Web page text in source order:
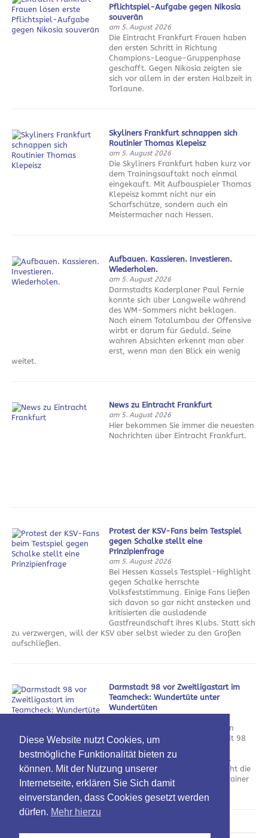
Pflichtspiel-Aufgabe gegen Nikosia
souverän
am 5. August 2026
Die Eintracht Frankfurt Frauen haben
den ersten Schritt in Richtung
Champions-League-Gruppenphase
geschafft. Gegen Nikosia zeigten sie
sich vor allem in der ersten Halbzeit in
Torlaune.
Skyliners Frankfurt schnappen sich
Routinier Thomas Klepeisz
am 5. August 2026
Die Skyliners Frankfurt haben kurz vor
dem Trainingsauftakt noch einmal
eingekauft. Mit Aufbauspieler Thomas
Klepeisz kommt nicht nur ein
Scharfschütze, sondern auch ein
Meistermacher nach Hessen.
Aufbauen. Kassieren. Investieren.
Wiederholen.
am 5. August 2026
Darmstadts Kaderplaner Paul Fernie
konnte sich über Langweile während
des WM-Sommers nicht beklagen.
Nach einem Totalumbau der Offensive
wirbt er darum für Geduld. Seine
wahren Absichten erkennt man aber
erst, wenn man den Blick ein wenig
weitet.
News zu Eintracht Frankfurt
am 5. August 2026
Hier bekommen Sie immer die neuesten
Nachrichten über Eintracht Frankfurt.
Protest der KSV-Fans beim Testspiel
gegen Schalke stellt eine
Prinzipienfrage
am 5. August 2026
Bei Hessen Kassels Testspiel-Highlight
gegen Schalke herrschte
Volksfeststimmung. Einige Fans ließen
sich davon so gar nicht anstecken und
kritisierten die ausladende
Gastfreundschaft ihres Klubs. Statt sich
zu verzwergen, will der KSV aber selbst wieder zu den Großen
aufschließen.
Darmstadt 98 vor Zweitligastart im
Teamcheck: Wundertüte unter
Wundertüten
Nach dem Verlust der kompletten
Offensivabteilung will Darmstadt 98
mit neuem Personal an die
vergangenen Erfolge anknüpfen.
Neben spannenden Zugängen ruht die
Hoffnung dabei vor allem auf Trainer
Florian Kohfeldt.
Diese Website nutzt Cookies, um
bestmögliche Funktionalität bieten zu
können. Mit der Nutzung unserer
Internetseite, erklären Sie Sich damit
einverstanden, dass Cookies gesetzt werden
dürfen. Mehr hierzu